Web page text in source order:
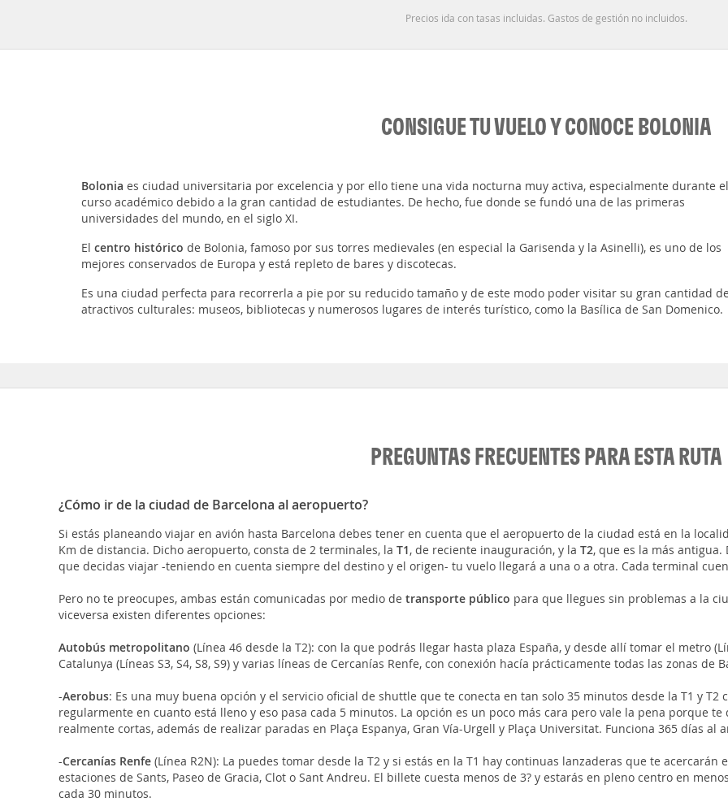
Precios ida con tasas incluidas. Gastos de gestión no incluidos.
CONSIGUE TU VUELO Y CONOCE BOLONIA
Bolonia es ciudad universitaria por excelencia y por ello tiene una vida nocturna muy activa, especialmente durante el
curso académico debido a la gran cantidad de estudiantes. De hecho, fue donde se fundó una de las primeras
universidades del mundo, en el siglo XI.
El centro histórico de Bolonia, famoso por sus torres medievales (en especial la Garisenda y la Asinelli), es uno de los
mejores conservados de Europa y está repleto de bares y discotecas.
Es una ciudad perfecta para recorrerla a pie por su reducido tamaño y de este modo poder visitar su gran cantidad
atractivos culturales: museos, bibliotecas y numerosos lugares de interés turístico, como la Basílica de San Domenico.
PREGUNTAS FRECUENTES PARA ESTA RUTA
¿Cómo ir de la ciudad de Barcelona al aeropuerto?
Si estás planeando viajar en avión hasta Barcelona debes tener en cuenta que el aeropuerto de la ciudad está en la
Km de distancia. Dicho aeropuerto, consta de 2 terminales, la T1, de reciente inauguración, y la T2, que es la más
que decidas viajar -teniendo en cuenta siempre del destino y el origen- tu vuelo llegará a una o a otra. Cada terminal
Pero no te preocupes, ambas están comunicadas por medio de transporte público para que llegues sin problemas a la
viceversa existen diferentes opciones:
Autobús metropolitano (Línea 46 desde la T2): con la que podrás llegar hasta plaza España, y desde allí tomar el metro
Catalunya (Líneas S3, S4, S8, S9) y varias líneas de Cercanías Renfe, con conexión hacía prácticamente todas las zonas de
-Aerobus: Es una muy buena opción y el servicio oficial de shuttle que te conecta en tan solo 35 minutos desde la T1 y T2
regularmente en cuanto está lleno y eso pasa cada 5 minutos. La opción es un poco más cara pero vale la pena porque
realmente cortas, además de realizar paradas en Plaça Espanya, Gran Vía-Urgell y Plaça Universitat. Funciona 365 días al
-Cercanías Renfe (Línea R2N): La puedes tomar desde la T2 y si estás en la T1 hay continuas lanzaderas que te
estaciones de Sants, Paseo de Gracia, Clot o Sant Andreu. El billete cuesta menos de 3? y estarás en pleno centro en
cada 30 minutos.